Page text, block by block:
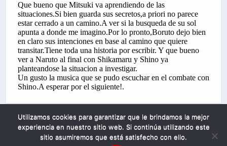
Utilizamos cookies para garantizar que le brindamos la mejor
experiencia en nuestro sitio web. Si continúa utilizando este
sitio asumiremos que está satisfecho con ello.